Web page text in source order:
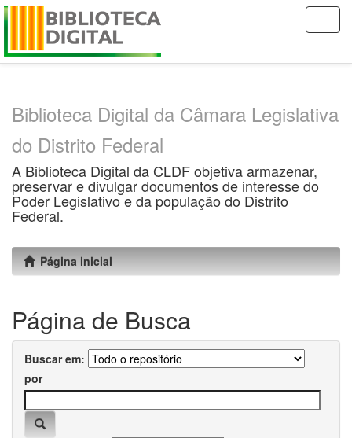
Skip
Biblioteca Digital da Câmara Legislativa
do Distrito Federal
A Biblioteca Digital da CLDF objetiva armazenar,
preservar e divulgar documentos de interesse do
Poder Legislativo e da população do Distrito
Federal.
Página inicial
Página de Busca
Buscar em:
por